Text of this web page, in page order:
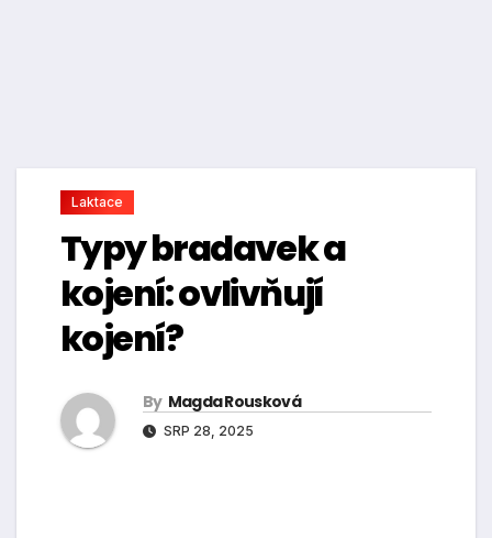
Laktace
Typy bradavek a
kojení: ovlivňují
kojení?
By Magda Rousková
SRP 28, 2025